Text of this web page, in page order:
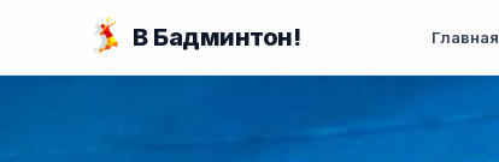
Перейти к основному содержанию
В Бадминтон! Главная